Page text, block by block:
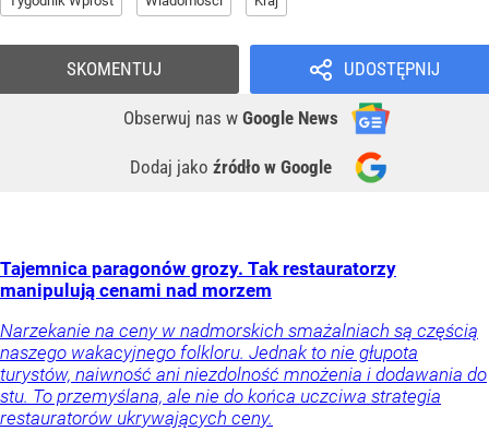
UDOSTĘPNIJ
Obserwuj nas w Google News
Dodaj jako źródło w Google
SKOMENTUJ
Tajemnica paragonów grozy. Tak restauratorzy
manipulują cenami nad morzem
Narzekanie na ceny w nadmorskich smażalniach są częścią
naszego wakacyjnego folkloru. Jednak to nie głupota
turystów, naiwność ani niezdolność mnożenia i dodawania do
stu. To przemyślana, ale nie do końca uczciwa strategia
restauratorów ukrywających ceny.